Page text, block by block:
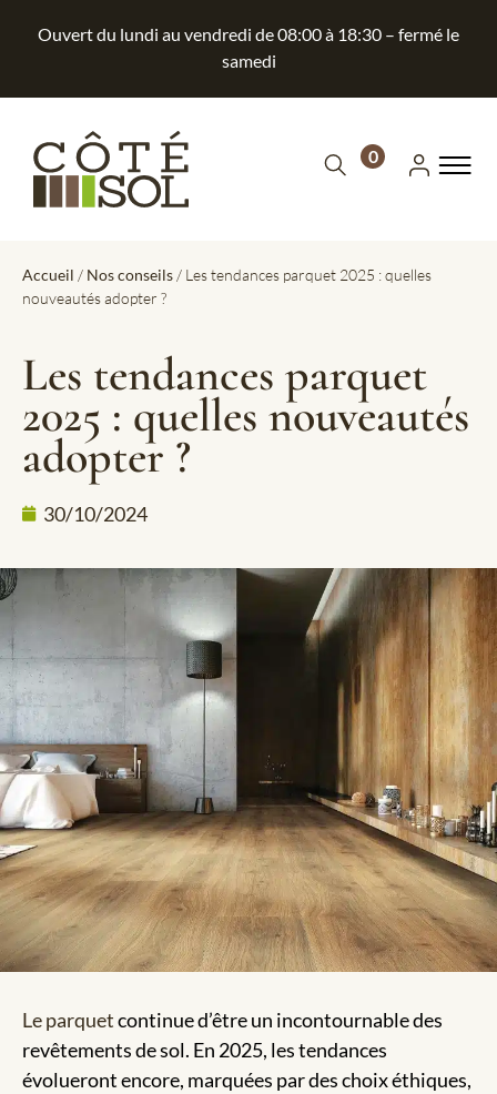
Ouvert du lundi au vendredi de 08:00 à 18:30 – fermé le
samedi
0
Accueil / Nos conseils / Les tendances parquet 2025 : quelles
nouveautés adopter ?
Les tendances parquet
2025 : quelles nouveautés
adopter ?
30/10/2024
Le parquetcontinue d’être un incontournable des
revêtements de sol. En 2025, les tendances
évolueront encore, marquées par des choix éthiques,